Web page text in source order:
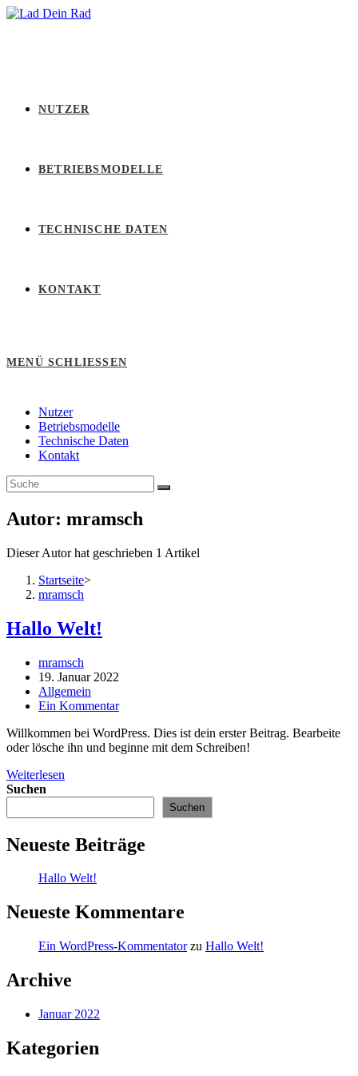
Zum
NUTZER
BETRIEBSMODELLE
TECHNISCHE DATEN
KONTAKT
MENÜ SCHLIESSEN
Nutzer
Betriebsmodelle
Technische Daten
Kontakt
Autor: mramsch
Dieser Autor hat geschrieben 1 Artikel
Startseite>
mramsch
Hallo Welt!
Beitrags-
Autor:
mramsch
Beitrag
veröffentlicht:
19. Januar 2022
Beitrags-
Kategorie:
Allgemein
Beitrags-
Ein Kommentar
Willkommen bei WordPress. Dies ist dein erster Beitrag. Bearbeite
oder lösche ihn und beginne mit dem Schreiben!
Weiterlesen
Suchen
Suchen
Neueste Beiträge
Hallo Welt!
Neueste Kommentare
Ein WordPress-Kommentatorzu Hallo Welt!
Archive
Januar 2022
Kategorien